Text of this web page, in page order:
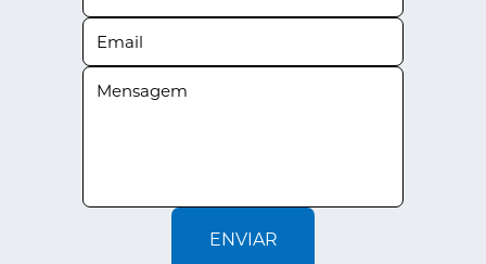
ENVIAR